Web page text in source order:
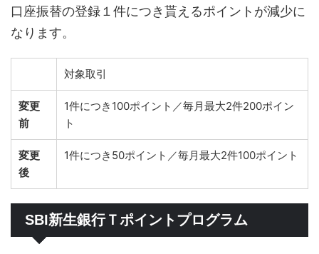
口座振替の登録１件につき貰えるポイントが減少に
なります。
対象取引
変更
前
1件につき100ポイント／毎月最大2件200ポイン
ト
変更
後
1件につき50ポイント／毎月最大2件100ポイント
SBI新生銀行Ｔポイントプログラム